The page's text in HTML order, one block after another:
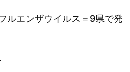
ルエンザウイルス＝9県で発